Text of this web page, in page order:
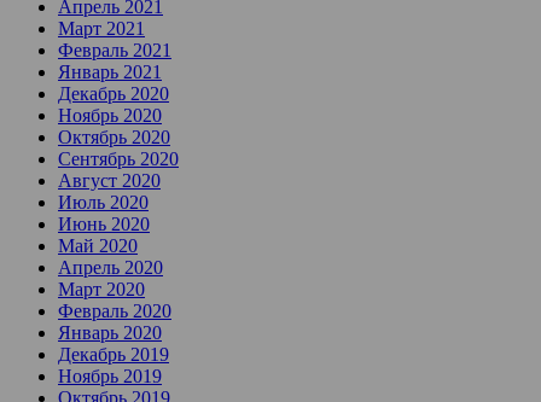
Апрель 2021
Март 2021
Февраль 2021
Январь 2021
Декабрь 2020
Ноябрь 2020
Октябрь 2020
Сентябрь 2020
Август 2020
Июль 2020
Июнь 2020
Май 2020
Апрель 2020
Март 2020
Февраль 2020
Январь 2020
Декабрь 2019
Ноябрь 2019